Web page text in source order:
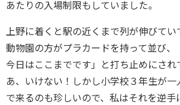
あたりの入場制限もしていました。
上野に着くと駅の近くまで列が伸びてい
動物園の方がプラカードを持って並び、
今日はここまでです」と打ち止めにされ
あ、いけない！しかし小学校３年生が一
で来るのも珍しいので、私はそれを逆手